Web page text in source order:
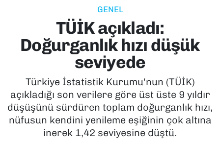
GENEL
TÜİK açıkladı:
Doğurganlık hızı düşük
seviyede
Türkiye İstatistik Kurumu'nun (TÜİK)
açıkladığı son verilere göre üst üste 9 yıldır
düşüşünü sürdüren toplam doğurganlık hızı,
nüfusun kendini yenileme eşiğinin çok altına
inerek 1,42 seviyesine düştü.
EKONOMİ
KÜLTÜR SANAT
MAGAZİN
POLİTİKA
SAĞLIK
Süper Lig Puan Durumu ve Fikstür
Tüm Manşetler
Son Dakika Haberleri
Haber Arşivi